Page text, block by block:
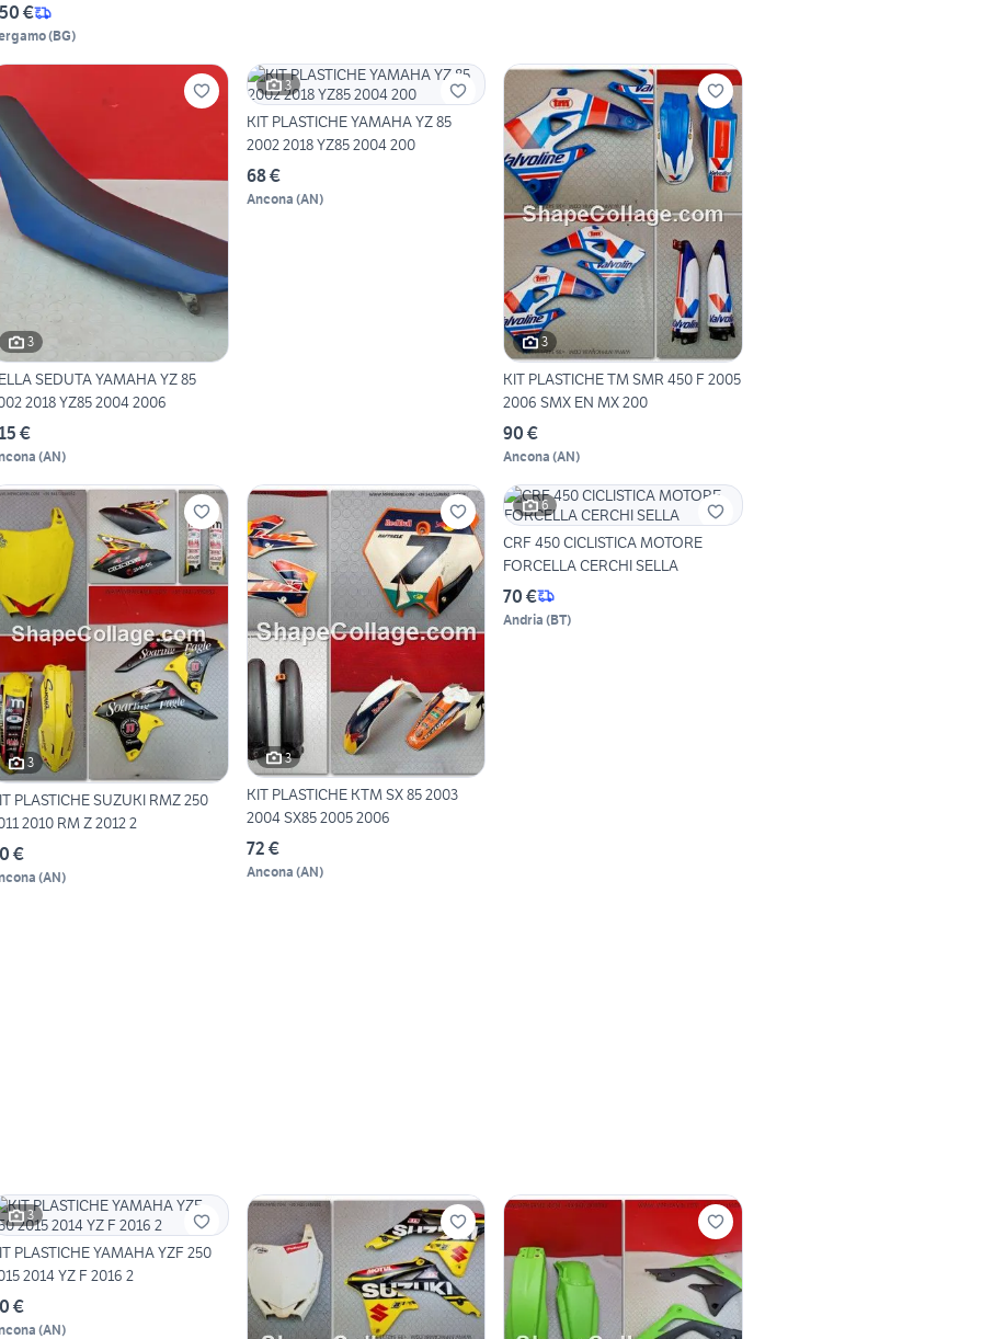
€
(BG)
3
SEDUTA YAMAHA YZ 85
2018 YZ85 2004 2006
€
(AN)
3
KIT PLASTICHE YAMAHA YZ 85
2002 2018 YZ85 2004 200
68 €
Ancona (AN)
3
KIT PLASTICHE TM SMR 450 F 2005
2006 SMX EN MX 200
90 €
Ancona (AN)
3
PLASTICHE SUZUKI RMZ 250
2010 RM Z 2012 2
€
(AN)
3
KIT PLASTICHE KTM SX 85 2003
2004 SX85 2005 2006
72 €
Ancona (AN)
6
CRF 450 CICLISTICA MOTORE
FORCELLA CERCHI SELLA
70 €
Andria (BT)
3
PLASTICHE YAMAHA YZF 250
2014 YZ F 2016 2
€
(AN)